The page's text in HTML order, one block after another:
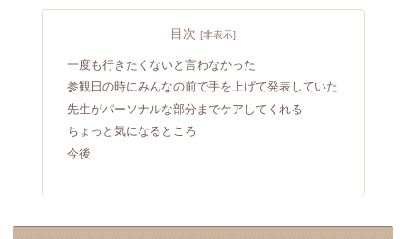
目次
一度も行きたくないと言わなかった
参観日の時にみんなの前で手を上げて発表していた
先生がパーソナルな部分までケアしてくれる
ちょっと気になるところ
今後